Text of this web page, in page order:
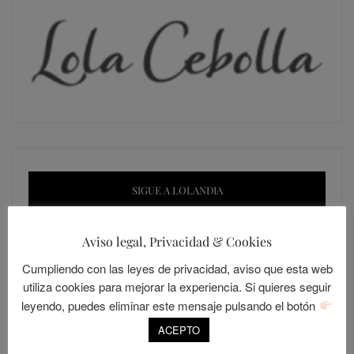
SIGUE A LOLANDIA
Seguir
Únete a otros 421 suscriptores
Aviso legal, Privacidad & Cookies
Cumpliendo con las leyes de privacidad, aviso que esta web
utiliza cookies para mejorar la experiencia. Si quieres seguir
leyendo, puedes eliminar este mensaje pulsando el botón
ACEPTO